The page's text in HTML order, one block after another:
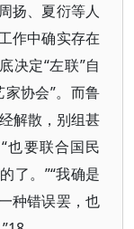
扬、夏衍等人
作中确实存在
决定“左联”自
协会”。而鲁
解散，别组甚
也要联合国民
了。”“我确是
种错误罢，也